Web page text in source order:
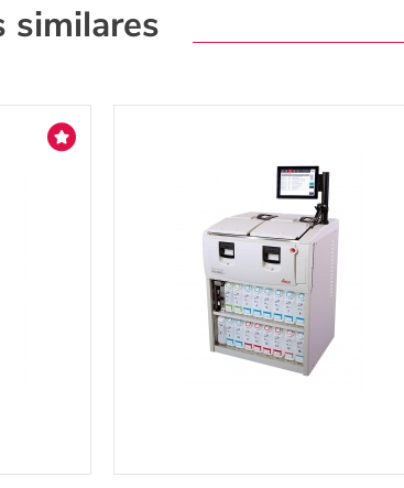
similares
Ver más información